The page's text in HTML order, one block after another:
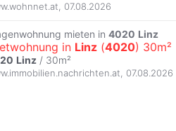
, 07.08.2026
mieten in 4020 Linz
in Linz (4020) 30m²
Linz / 30m²
, 07.08.2026